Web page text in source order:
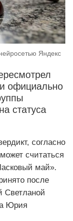
Яндекс
официально
статуса
согласно
считаться
май».
после
Светланой
Юрия